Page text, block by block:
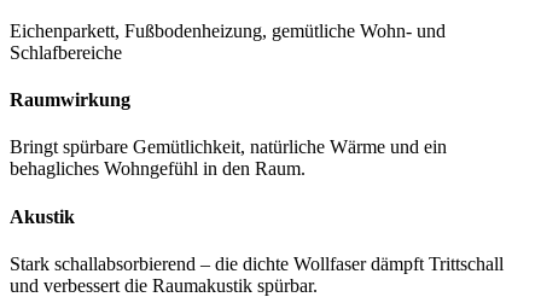
Eichenparkett, Fußbodenheizung, gemütliche Wohn- und
Schlafbereiche
Raumwirkung
Bringt spürbare Gemütlichkeit, natürliche Wärme und ein
behagliches Wohngefühl in den Raum.
Akustik
Stark schallabsorbierend – die dichte Wollfaser dämpft Trittschall
und verbessert die Raumakustik spürbar.